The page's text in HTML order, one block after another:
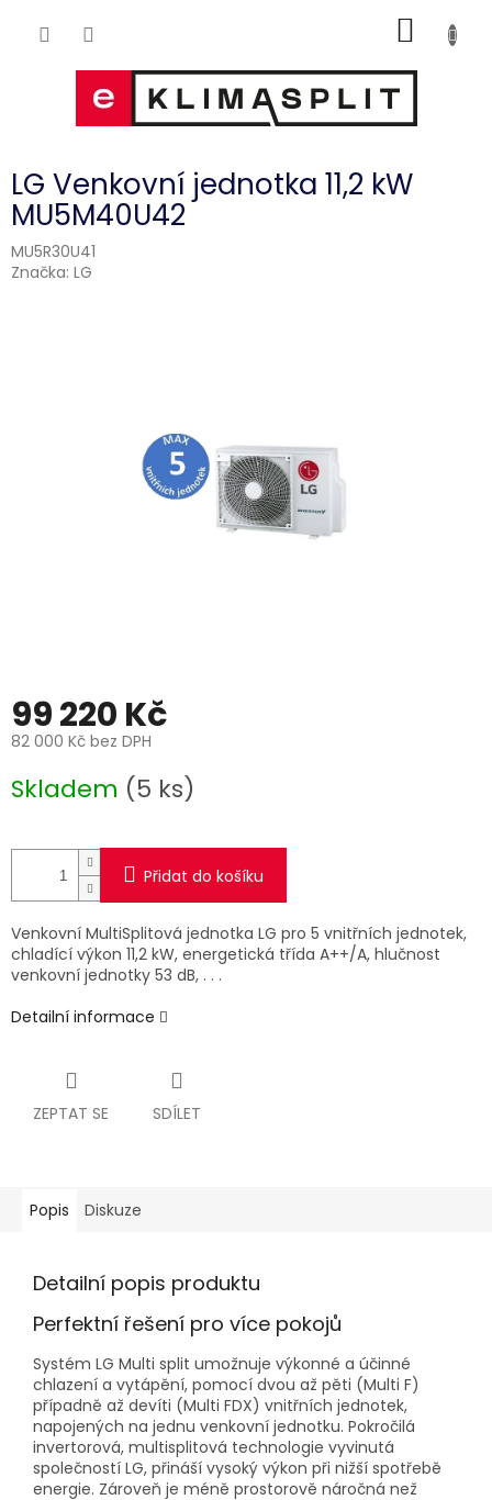
KOŠÍK
LG Venkovní jednotka 11,2 kW
MU5M40U42
MU5R30U41
Značka: LG
99 220 Kč
82 000 Kč bez DPH
cena:
Skladem (5 ks)
Přidat do košíku
Venkovní MultiSplitová jednotka LG pro 5 vnitřních jednotek,
chladící výkon 11,2 kW, energetická třída A++/A, hlučnost
venkovní jednotky 53 dB, . . .
Detailní informace
ZEPTAT SE SDÍLET
Popis Diskuze
Detailní popis produktu
Perfektní řešení pro více pokojů
Systém LG Multi split umožnuje výkonné a účinné
chlazení a vytápění, pomocí dvou až pěti (Multi F)
případně až devíti (Multi FDX) vnitřních jednotek,
napojených na jednu venkovní jednotku. Pokročilá
invertorová, multisplitová technologie vyvinutá
společností LG, přináší vysoký výkon při nižší spotřebě
energie. Zároveň je méně prostorově náročná než